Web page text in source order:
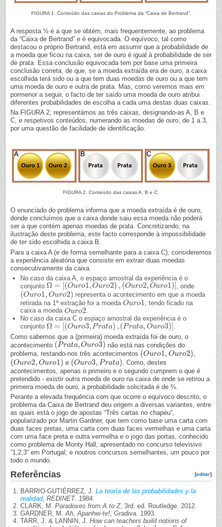
FIGURA 1. Conteúdo das caixas do Problema da “Caixa de Bertrand”.
A resposta ½ é a que se obtém, mais frequentemente, ao problema
da “Caixa de Bertrand” e é equivocada. O equívoco, tal como
destacou o próprio Bertrand, está em assumir que a probabilidade de
a moeda que ficou na caixa, ser de ouro é igual à probabilidade de ser
de prata. Essa conclusão equivocada tem por base uma primeira
conclusão correta, de que, se a moeda extraída era de ouro, a caixa
escolhida terá sido ou a que tem duas moedas de ouro ou a que tem
uma moeda de ouro e outra de prata. Mas, como veremos mais em
pormenor a seguir, o facto de ter saído uma moeda de ouro atribui
diferentes probabilidades de escolha a cada uma destas duas caixas.
Na FIGURA 2, representámos as três caixas, designando-as A, B e
C, e respetivos conteúdos, numerando as moedas de ouro, de 1 a 3,
por uma questão de facilidade de identificação.
FIGURA 2. Conteúdo das caixas A, B e C.
O enunciado do problema informa que a moeda extraída é de ouro,
donde concluímos que a caixa donde saiu essa moeda não poderá
ser a que contém apenas moedas de prata. Concretizando, na
ilustração deste problema, este facto corresponde à impossibilidade
de ter sido escolhida a caixa B.
Para a caixa A (e de forma semelhante para a caixa C), consideremos
a experiência aleatória que consiste em extrair duas moedas
consecutivamente da caixa.
No caso da caixa A, o espaço amostral da experiência é o
conjunto Ω = (Ouro1,Ouro2) , (Ouro2,Ouro1)
Ω=[(O uro1,Ouro2),(Ouro2, Ouro1)] , onde
(Ouro1, Ouro2)
(Ouro1,Ouro2)
representa o acontecimento em que a moeda
retirada na 1ª extração foi a moeda Ouro1
Ouro1
, tendo ficado na
caixa a moeda Ouro2
Ouro2
.
No caso da caixa C o espaço amostral da experiência é o
conjunto Ω = [(Ouro3, Prata) , ( Prata, Ouro3)]
Ω=[(O uro3,Prata),(Prata Ouro3)]
Como sabemos que a (primeira) moeda extraída foi de ouro, o
acontecimento (Prata,Ouro3)
(Prata,Ouro3)
não está nas condições do
problema, restando-nos três acontecimentos (Ouro1, Ouro2)
(Ouro1,Ouro2) ,
(Ouro2, Ouro1)
(Ouro2,Ouro1) e (Ouro3, Prata)
(Ouro3,Pr ata)
. Como, destes
acontecimentos, apenas o primeiro e o segundo cumprem o que é
pretendido - existir outra moeda de ouro na caixa de onde se retirou a
primeira moeda de ouro, a probabilidade solicitada é de ⅔.
Perante a elevada frequência com que ocorre o equívoco descrito, o
problema da Caixa de Bertrand deu origem a diversas variantes, entre
as quais está o jogo de apostas “Três cartas no chapéu”,
popularizado por Martin Gardner, que tem como base uma carta com
duas faces pretas, uma carta com duas faces vermelhas e uma carta
com uma face preta e outra vermelha e o jogo das portas, conhecido
como problema de Monty Hall, apresentado no concurso televisivo
”1,2,3” em Portugal, e noutros concursos semelhantes, um pouco por
todo o mundo.
[editar]
Referências
BARRIO-GUTIÉRREZ, J. La teoría de las probabilidades y la
realidad, REDINET. 1984.
CLARK, M. Paradoxes from A to Z, 3rd. ed. Routledge. 2012.
GARDNER, M.Ah, Apanhei-te!, Gradiva. 1993.
TARR, J. & LANNIN, J. How can teachers build notions of